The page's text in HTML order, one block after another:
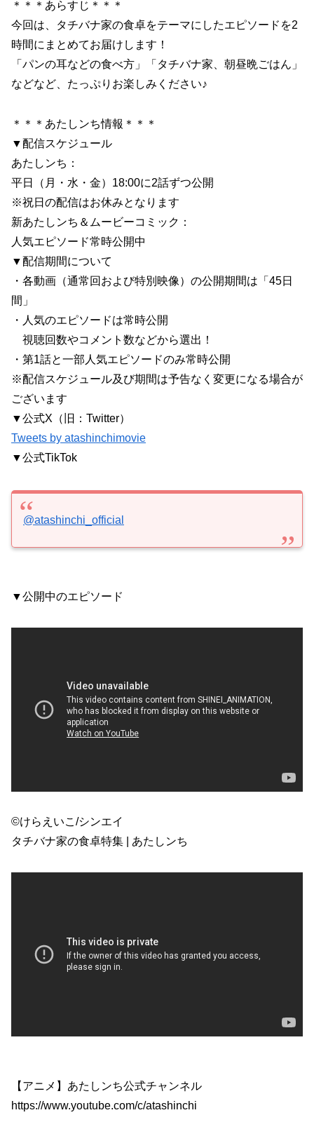
＊＊＊あらすじ＊＊＊
今回は、タチバナ家の食卓をテーマにしたエピソードを2
時間にまとめてお届けします！
「パンの耳などの食べ方」「タチバナ家、朝昼晩ごはん」
などなど、たっぷりお楽しみください♪
＊＊＊あたしンち情報＊＊＊
▼配信スケジュール
あたしンち：
平日（月・水・金）18:00に2話ずつ公開
※祝日の配信はお休みとなります
新あたしンち＆ムービーコミック：
人気エピソード常時公開中
▼配信期間について
・各動画（通常回および特別映像）の公開期間は「45日
間」
・人気のエピソードは常時公開
視聴回数やコメント数などから選出！
・第1話と一部人気エピソードのみ常時公開
※配信スケジュール及び期間は予告なく変更になる場合が
ございます
▼公式X（旧：Twitter）
Tweets by atashinchimovie
▼公式TikTok
@atashinchi_official
▼公開中のエピソード
©けらえいこ/シンエイ
タチバナ家の食卓特集 | あたしンち
【アニメ】あたしンち公式チャンネル
https://www.youtube.com/c/atashinchi